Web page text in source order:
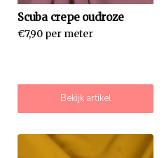
Scuba crepe oudroze
€7,90 per meter
Bekijk artikel